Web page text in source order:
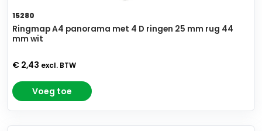
15280
Ringmap A4 panorama met 4 D ringen 25 mm rug 44
mm wit
€ 2,43 excl. BTW
Voeg toe